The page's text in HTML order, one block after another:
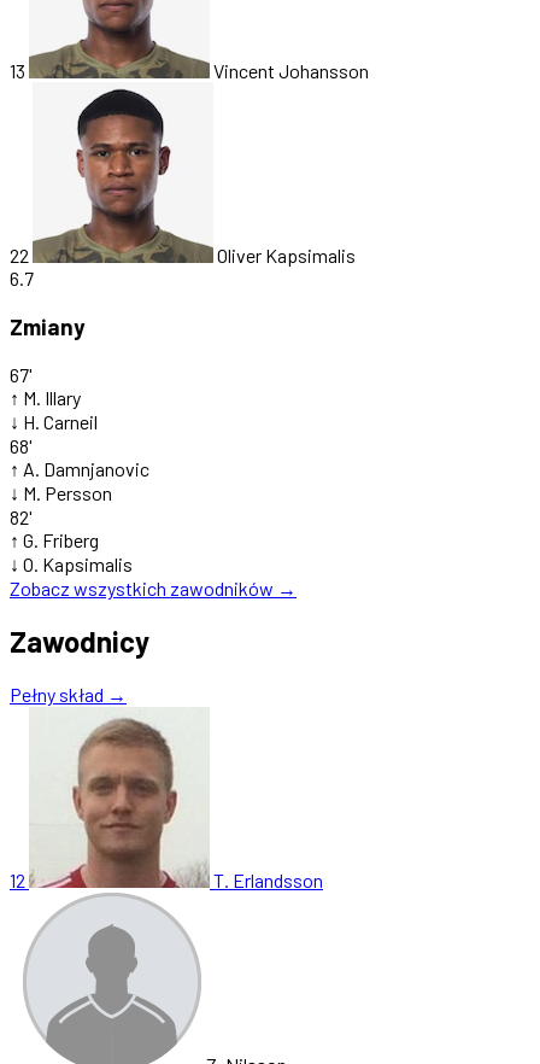
13 Vincent Johansson
22
Oliver Kapsimalis
6.7
Zmiany
67'
↑ M. Illary
↓ H. Carneil
68'
↑ A. Damnjanovic
↓ M. Persson
82'
↑ G. Friberg
↓ O. Kapsimalis
Zobacz wszystkich zawodników →
Zawodnicy
Pełny skład →
12 T. Erlandsson